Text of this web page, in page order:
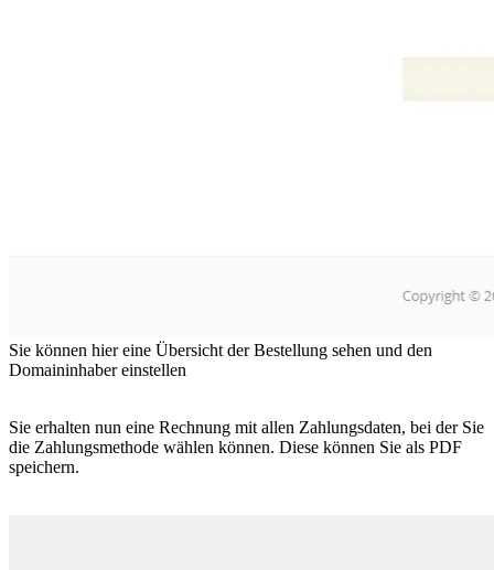
Sie können hier eine Übersicht der Bestellung sehen und den
Domaininhaber einstellen
Sie erhalten nun eine Rechnung mit allen Zahlungsdaten, bei der Sie
die Zahlungsmethode wählen können. Diese können Sie als PDF
speichern.